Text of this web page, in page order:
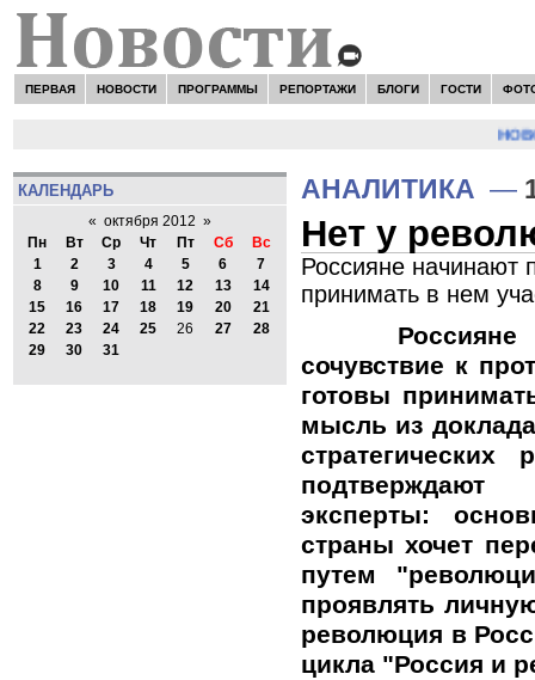
ПЕРВАЯ НОВОСТИ ПРОГРАММЫ РЕПОРТАЖИ БЛОГИ ГОСТИ
КАЛЕНДАРЬ
« октября 2012 »
Пн
Вт Ср Чт Пт Сб
Вс
1
2 3 4 5 6
7
8
9 10 11 12 13
14
15
16 17 18 19 20
21
22
23 24 25 26 27
28
29
30 31
АНАЛИТИКА —
Нет у
Россияне начинают
принимать в нем
Россияне
сочувствие к
готовы
мысль из
стратегических
эксперты:
страны хочет
путем
проявлять
революция в
цикла "Россия и